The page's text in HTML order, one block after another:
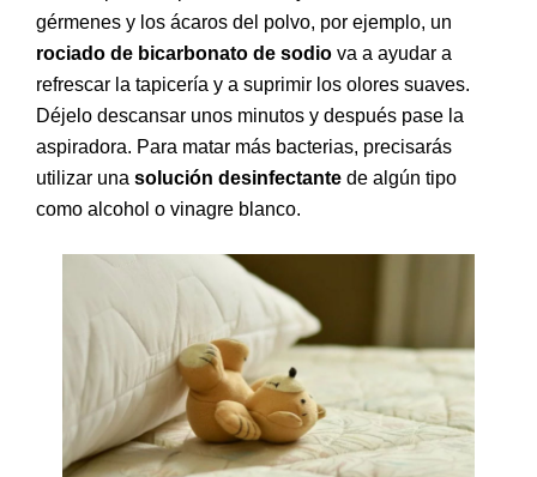
gérmenes y los ácaros del polvo, por ejemplo, un
rociado de bicarbonato de sodio va a ayudar a
refrescar la tapicería y a suprimir los olores suaves.
Déjelo descansar unos minutos y después pase la
aspiradora. Para matar más bacterias, precisarás
utilizar una solución desinfectante de algún tipo
como alcohol o vinagre blanco.